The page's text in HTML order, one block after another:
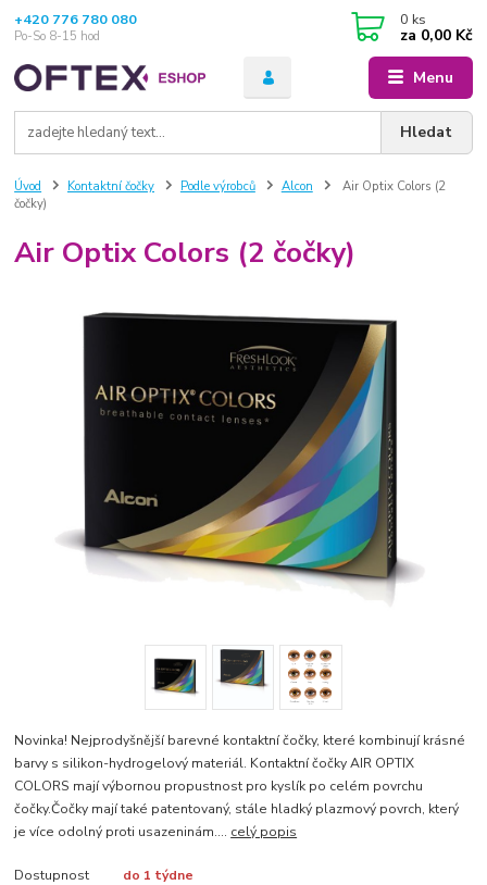
Menu
Hledat
+420 776 780 080
Po-So 8-15 hod
0 ks
za 0,00 Kč
Úvod Kontaktní čočky Podle výrobců Alcon
Air Optix Colors (2
čočky)
Air Optix Colors (2 čočky)
Novinka! Nejprodyšnější barevné kontaktní čočky, které kombinují krásné
barvy s silikon-hydrogelový materiál. Kontaktní čočky AIR OPTIX
COLORS mají výbornou propustnost pro kyslík po celém povrchu
čočky.Čočky mají také patentovaný, stále hladký plazmový povrch, který
je více odolný proti usazeninám.... celý popis
Dostupnost
do 1 týdne